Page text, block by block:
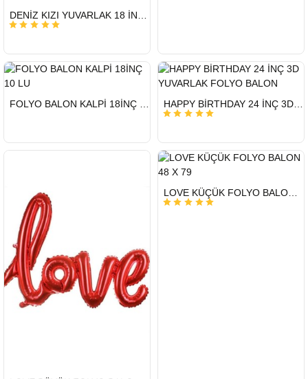
HIZLI
GÖNDERİ
DENİZ KIZI YUVARLAK 18 İNC FOLYO BALON
HIZLI
GÖNDERİ
FOLYO BALON KALPİ 18İNÇ 10 LU
HIZLI
GÖNDERİ
HAPPY BİRTHDAY 24 İNÇ 3D YUVARLAK FOLYO BALON
HIZLI
GÖNDERİ
LOVE KÜÇÜK FOLYO BALON 48 X 79